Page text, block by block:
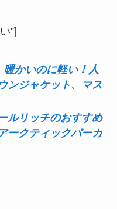
”]
暖かいのに軽い！人
ンジャケット、マス
ルリッチのおすすめ
ークティックパーカ